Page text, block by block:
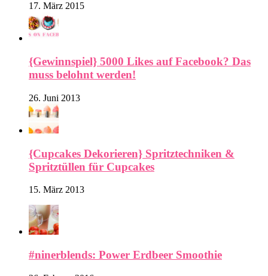
17. März 2015
{Gewinnspiel} 5000 Likes auf Facebook? Das
muss belohnt werden!
26. Juni 2013
{Cupcakes Dekorieren} Spritztechniken &
Spritztüllen für Cupcakes
15. März 2013
#ninerblends: Power Erdbeer Smoothie